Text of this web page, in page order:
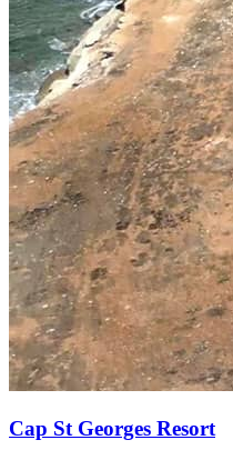
Cap St Georges Resort